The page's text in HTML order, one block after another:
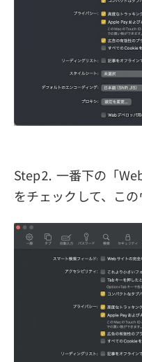
Step⒉ 一番下の「
をチェックして、この